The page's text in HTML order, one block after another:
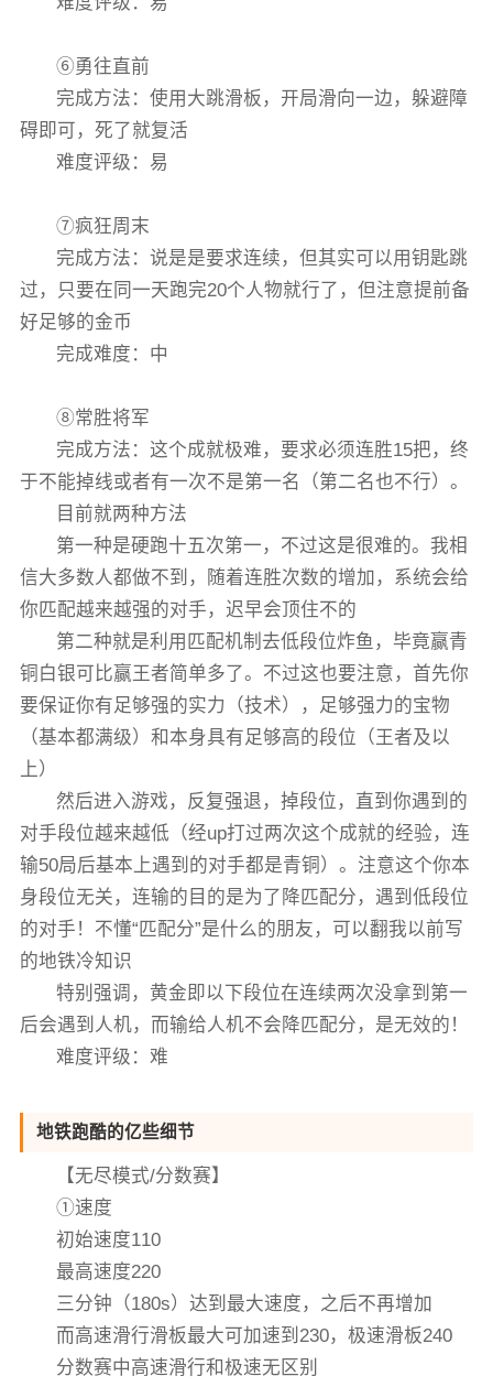
⑥勇往直前
完成方法：使用大跳滑板，开局滑向一边，躲避障
碍即可，死了就复活
难度评级：易
⑦疯狂周末
完成方法：说是是要求连续，但其实可以用钥匙跳
过，只要在同一天跑完20个人物就行了，但注意提前备
好足够的金币
完成难度：中
⑧常胜将军
完成方法：这个成就极难，要求必须连胜15把，终
于不能掉线或者有一次不是第一名（第二名也不行）。
目前就两种方法
第一种是硬跑十五次第一，不过这是很难的。我相
信大多数人都做不到，随着连胜次数的增加，系统会给
你匹配越来越强的对手，迟早会顶住不的
第二种就是利用匹配机制去低段位炸鱼，毕竟赢青
铜白银可比赢王者简单多了。不过这也要注意，首先你
要保证你有足够强的实力（技术），足够强力的宝物
（基本都满级）和本身具有足够高的段位（王者及以
上）
然后进入游戏，反复强退，掉段位，直到你遇到的
对手段位越来越低（经up打过两次这个成就的经验，连
输50局后基本上遇到的对手都是青铜）。注意这个你本
身段位无关，连输的目的是为了降匹配分，遇到低段位
的对手！不懂“匹配分”是什么的朋友，可以翻我以前写
的地铁冷知识
特别强调，黄金即以下段位在连续两次没拿到第一
后会遇到人机，而输给人机不会降匹配分，是无效的！
难度评级：难
地铁跑酷的亿些细节
【无尽模式/分数赛】
①速度
初始速度110
最高速度220
三分钟（180s）达到最大速度，之后不再增加
而高速滑行滑板最大可加速到230，极速滑板240
分数赛中高速滑行和极速无区别